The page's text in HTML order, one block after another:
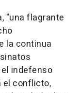
"una flagrante
la continua
indefenso
el conflicto,